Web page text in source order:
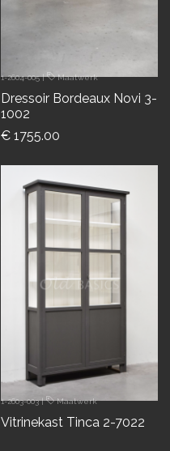
1-2604-005| Maatwerk
Dressoir Bordeaux Novi 3-
1002
€ 1755.00
1-2603-003| Maatwerk
Vitrinekast Tinca 2-7022